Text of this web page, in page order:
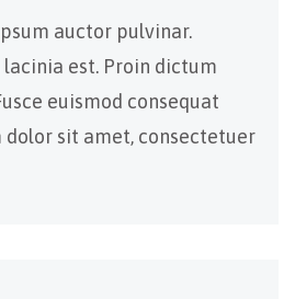
auctor pulvinar.
est. Proin dictum
euismod consequat
dolor sit amet, consectetuer